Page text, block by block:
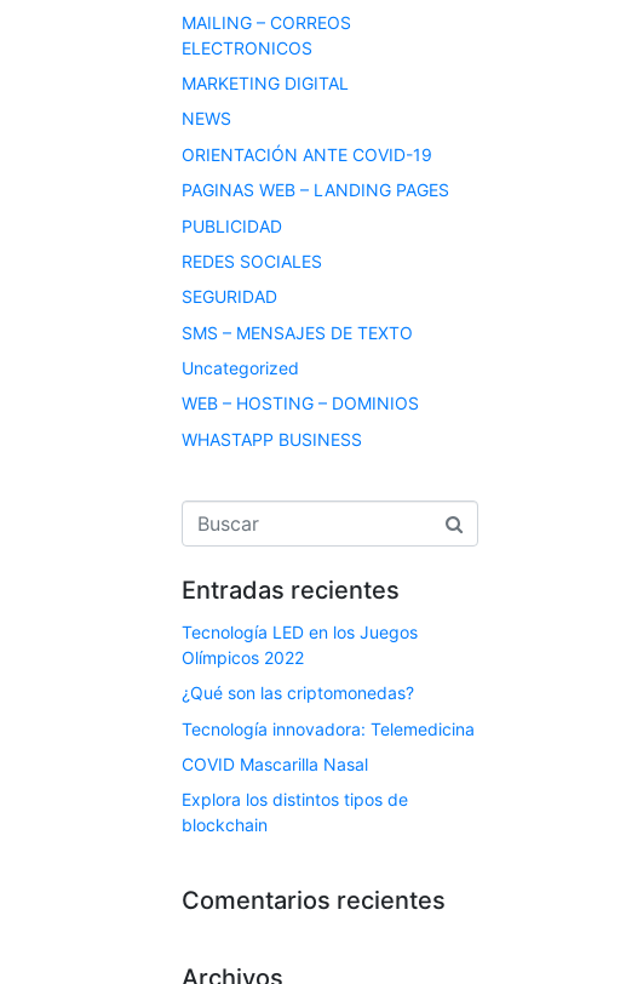
MAILING – CORREOS
ELECTRONICOS
MARKETING DIGITAL
NEWS
ORIENTACIÓN ANTE COVID-19
PAGINAS WEB – LANDING PAGES
PUBLICIDAD
REDES SOCIALES
SEGURIDAD
SMS – MENSAJES DE TEXTO
Uncategorized
WEB – HOSTING – DOMINIOS
WHASTAPP BUSINESS
Entradas recientes
Tecnología LED en los Juegos
Olímpicos 2022
¿Qué son las criptomonedas?
Tecnología innovadora: Telemedicina
COVID Mascarilla Nasal
Explora los distintos tipos de
blockchain
Comentarios recientes